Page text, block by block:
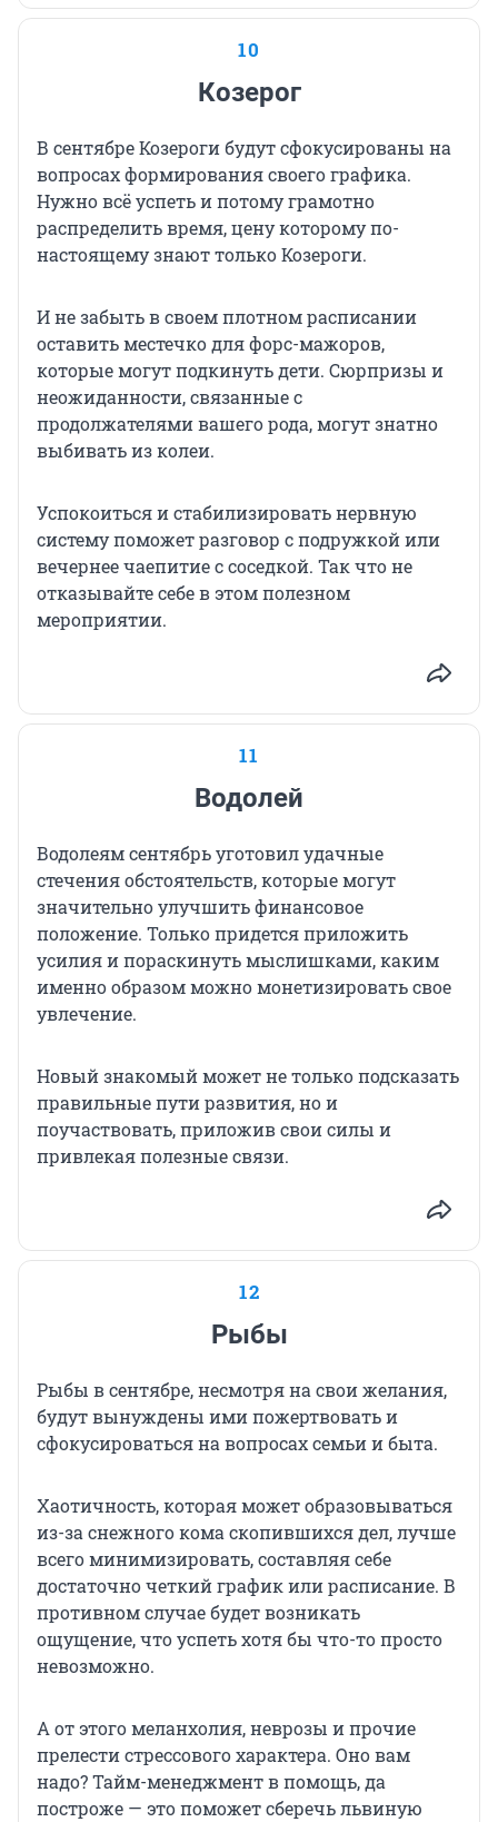
10
Козерог
В сентябре Козероги будут сфокусированы на
вопросах формирования своего графика.
Нужно всё успеть и потому грамотно
распределить время, цену которому по-
настоящему знают только Козероги.
И не забыть в своем плотном расписании
оставить местечко для форс-мажоров,
которые могут подкинуть дети. Сюрпризы и
неожиданности, связанные с
продолжателями вашего рода, могут знатно
выбивать из колеи.
Успокоиться и стабилизировать нервную
систему поможет разговор с подружкой или
вечернее чаепитие с соседкой. Так что не
отказывайте себе в этом полезном
мероприятии.
11
Водолей
Водолеям сентябрь уготовил удачные
стечения обстоятельств, которые могут
значительно улучшить финансовое
положение. Только придется приложить
усилия и пораскинуть мыслишками, каким
именно образом можно монетизировать свое
увлечение.
Новый знакомый может не только подсказать
правильные пути развития, но и
поучаствовать, приложив свои силы и
привлекая полезные связи.
12
Рыбы
Рыбы в сентябре, несмотря на свои желания,
будут вынуждены ими пожертвовать и
сфокусироваться на вопросах семьи и быта.
Хаотичность, которая может образовываться
из-за снежного кома скопившихся дел, лучше
всего минимизировать, составляя себе
достаточно четкий график или расписание. В
противном случае будет возникать
ощущение, что успеть хотя бы что-то просто
невозможно.
А от этого меланхолия, неврозы и прочие
прелести стрессового характера. Оно вам
надо? Тайм-менеджмент в помощь, да
построже — это поможет сберечь львиную